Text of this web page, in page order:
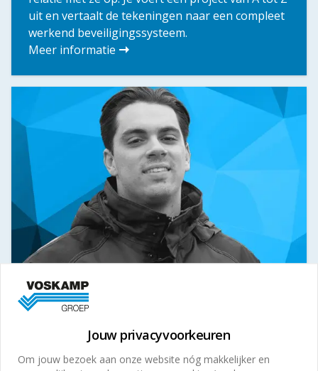
uit en vertaalt de tekeningen naar een compleet
werkend beveiligingssysteem.
Meer informatie
Servicemonteur Beveiliging |
Hooge Zwaluwe
Ben jij een technisch specialist met een passie
Jouw privacyvoorkeuren
Om jouw bezoek aan onze website nóg makkelijker en